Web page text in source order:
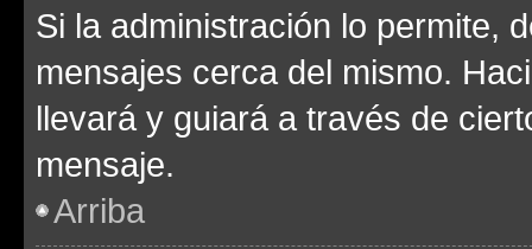
Si la administración lo permite,
mensajes cerca del mismo.
llevará y guiará a través de
mensaje.
Arriba